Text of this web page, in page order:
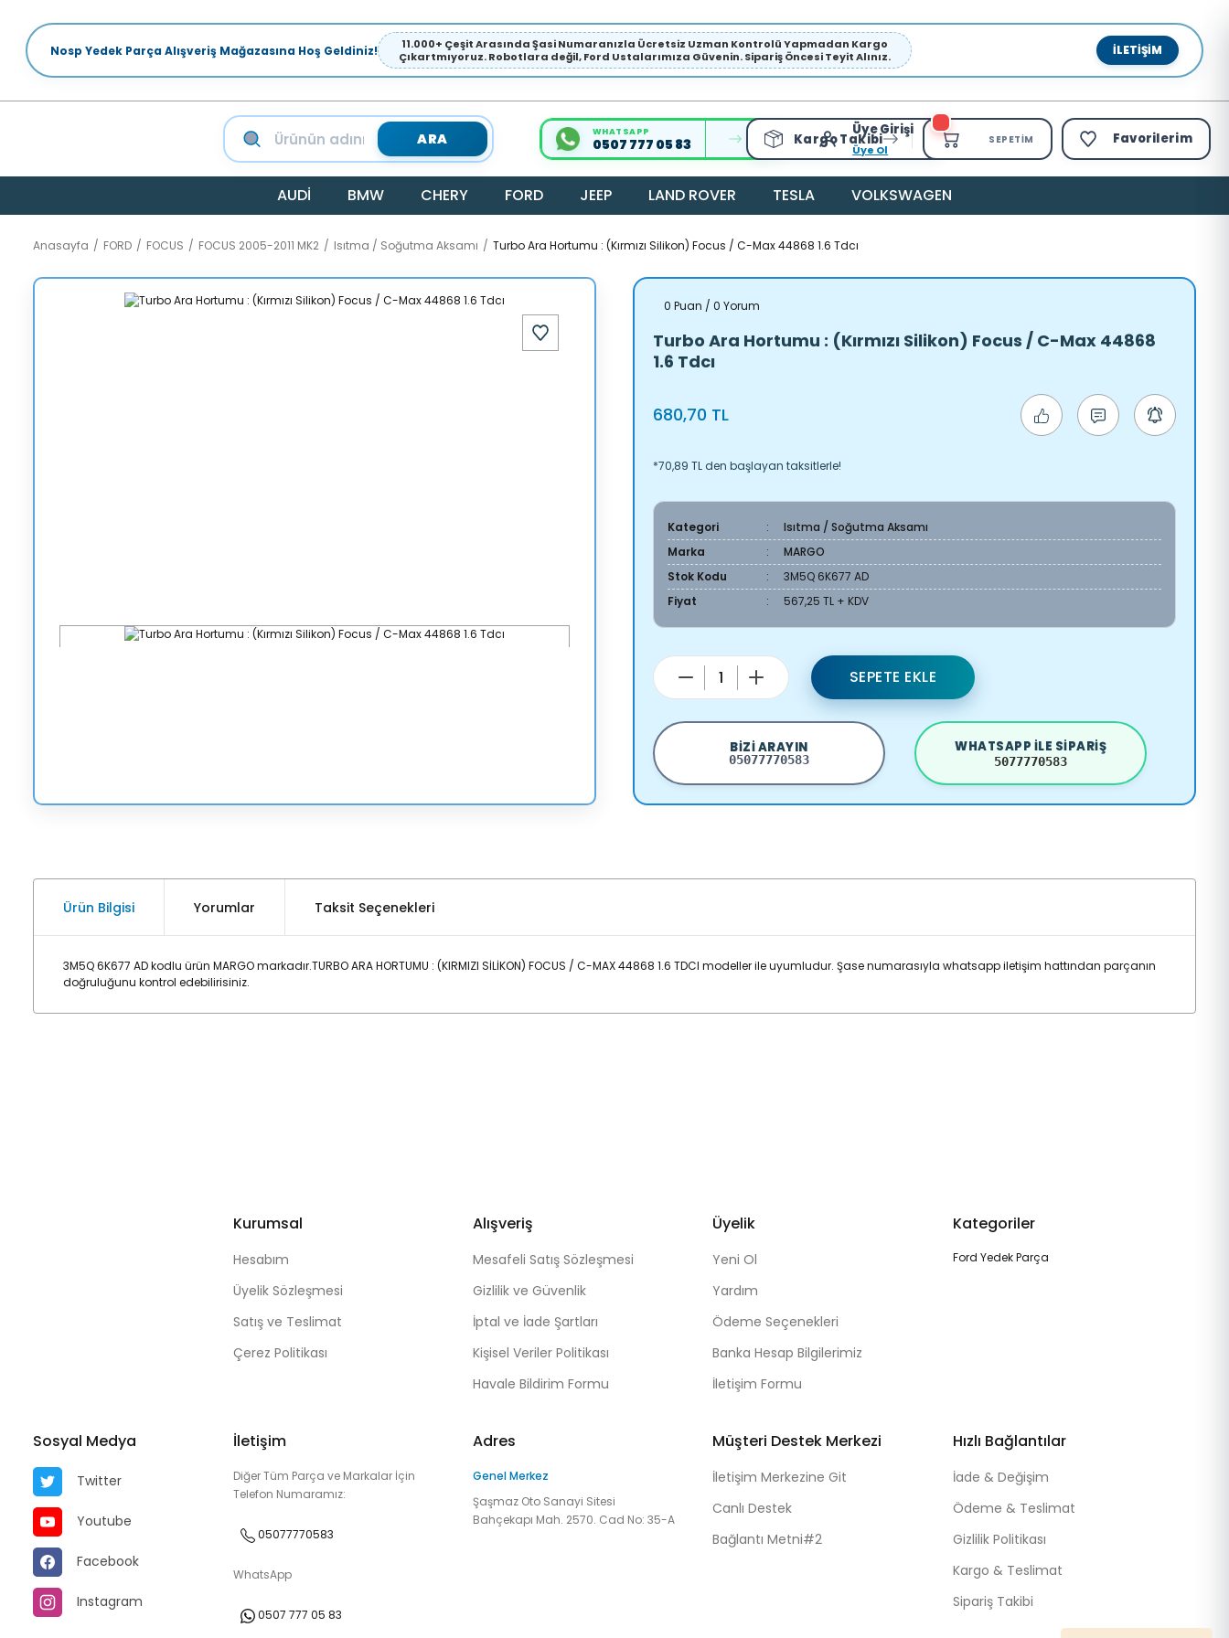
Nosp Yedek Parça Alışveriş Mağazasına Hoş Geldiniz!
11.000+ Çeşit Arasında Şasi Numaranızla Ücretsiz Uzman Kontrolü Yapmadan Kargo
Çıkartmıyoruz. Robotlara değil, Ford Ustalarımıza Güvenin. Sipariş Öncesi Teyit Alınız.
İLETIŞIM
ARA WHATSAPP
0507 777 05 83 Kargo Takibi
Üye Girişi
Üye Ol
SEPETIM Favorilerim
AUDİ BMW CHERY FORD JEEP LAND ROVER TESLA VOLKSWAGEN
Anasayfa FORD FOCUS FOCUS 2005-2011 MK2 Isıtma / Soğutma Aksamı Turbo Ara Hortumu : (Kırmızı Silikon) Focus / C-Max 44868 1.6 Tdcı
0 Puan / 0 Yorum
Turbo Ara Hortumu : (Kırmızı Silikon) Focus / C-Max 44868
1.6 Tdcı
680,70 TL
*70,89 TL den başlayan taksitlerle!
Kategori
Isıtma / Soğutma Aksamı
Marka
MARGO
Stok Kodu
3M5Q 6K677 AD
Fiyat
567,25 TL + KDV
SEPETE EKLE
BIZI ARAYIN
05077770583
WHATSAPP ILE SIPARIŞ
5077770583
Ürün Bilgisi Yorumlar Taksit Seçenekleri
3M5Q 6K677 AD kodlu ürün MARGO markadır.TURBO ARA HORTUMU : (KIRMIZI SİLİKON) FOCUS / C-MAX 44868 1.6 TDCI modeller ile uyumludur. Şase numarasıyla whatsapp iletişim hattından parçanın
doğruluğunu kontrol edebilirisiniz.
Kurumsal
Hesabım
Üyelik Sözleşmesi
Satış ve Teslimat
Çerez Politikası
Alışveriş
Mesafeli Satış Sözleşmesi
Gizlilik ve Güvenlik
İptal ve İade Şartları
Kişisel Veriler Politikası
Havale Bildirim Formu
Üyelik
Yeni Ol
Yardım
Ödeme Seçenekleri
Banka Hesap Bilgilerimiz
İletişim Formu
Kategoriler
Ford Yedek Parça
Sosyal Medya
Twitter
Youtube
Facebook
Instagram
İletişim
Diğer Tüm Parça ve Markalar İçin
Telefon Numaramız:
05077770583
WhatsApp
0507 777 05 83
Adres
Genel Merkez
Şaşmaz Oto Sanayi Sitesi
Bahçekapı Mah. 2570. Cad No: 35-A
Müşteri Destek Merkezi
İletişim Merkezine Git
Canlı Destek
Bağlantı Metni#2
Hızlı Bağlantılar
İade & Değişim
Ödeme & Teslimat
Gizlilik Politikası
Kargo & Teslimat
Sipariş Takibi